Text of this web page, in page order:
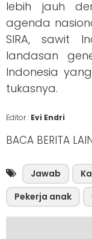
lebih jauh
agenda
SIRA, sawit
landasan
Indonesia
tukasnya.
Editor : Evi Endri
BACA BERITA
Jawab
Pekerja anak